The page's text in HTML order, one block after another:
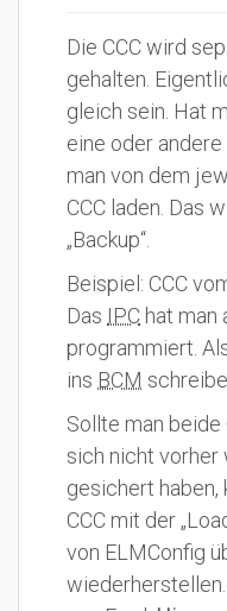
Die CCC wird
gehalten.
gleich sein. Hat
eine oder
man von dem
CCC laden. Das
„Backup“.
Beispiel: CCC
Das IPC hat man
programmiert.
ins BCM
Sollte man beide
sich nicht vorher
gesichert haben,
CCC mit der
von ELMConfig